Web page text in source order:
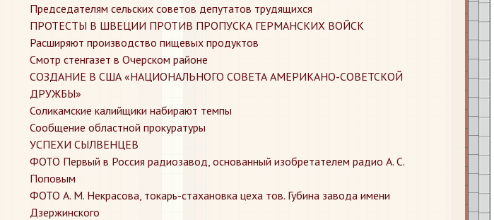
Председателям сельских советов депутатов трудящихся
ПРОТЕСТЫ В ШВЕЦИИ ПРОТИВ ПРОПУСКА ГЕРМАНСКИХ ВОЙСК
Расширяют производство пищевых продуктов
Смотр стенгазет в Очерском районе
СОЗДАНИЕ В США «НАЦИОНАЛЬНОГО СОВЕТА АМЕРИКАНО-СОВЕТСКОЙ
ДРУЖБЫ»
Соликамские калийщики набирают темпы
Сообщение областной прокуратуры
УСПЕХИ СЫЛВЕНЦЕВ
ФОТО Первый в Россия радиозавод, основанный изобретателем радио А. С.
Поповым
ФОТО А. М. Некрасова, токарь-стахановка цеха тов. Губина завода имени
Дзержинского